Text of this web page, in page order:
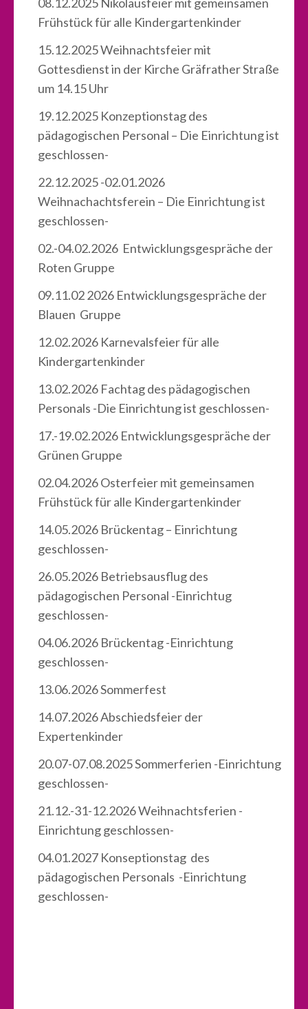
Frühstück für alle Kindergartenkinder
15.12.2025 Weihnachtsfeier mit
Gottesdienst in der Kirche Gräfrather Straße
um 14.15 Uhr
19.12.2025 Konzeptionstag des
pädagogischen Personal – Die Einrichtung ist
geschlossen-
22.12.2025 -02.01.2026
Weihnachachtsferein – Die Einrichtung ist
geschlossen-
02.-04.02.2026 Entwicklungsgespräche der
Roten Gruppe
09.11.02 2026 Entwicklungsgespräche der
Blauen Gruppe
12.02.2026 Karnevalsfeier für alle
Kindergartenkinder
13.02.2026 Fachtag des pädagogischen
Personals -Die Einrichtung ist geschlossen-
17.-19.02.2026 Entwicklungsgespräche der
Grünen Gruppe
02.04.2026 Osterfeier mit gemeinsamen
Frühstück für alle Kindergartenkinder
14.05.2026 Brückentag – Einrichtung
geschlossen-
26.05.2026 Betriebsausflug des
pädagogischen Personal -Einrichtug
geschlossen-
04.06.2026 Brückentag -Einrichtung
geschlossen-
13.06.2026 Sommerfest
14.07.2026 Abschiedsfeier der
Expertenkinder
20.07-07.08.2025 Sommerferien -Einrichtung
geschlossen-
21.12.-31-12.2026 Weihnachtsferien -
Einrichtung geschlossen-
04.01.2027 Konseptionstag des
pädagogischen Personals -Einrichtung
geschlossen-